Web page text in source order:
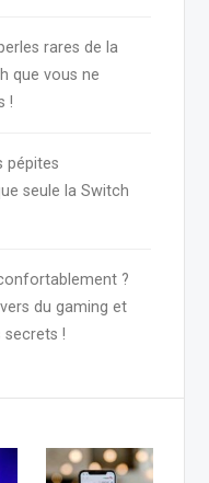
rares de la
que vous ne
!
pépites
seule la Switch
?
du gaming et
secrets !